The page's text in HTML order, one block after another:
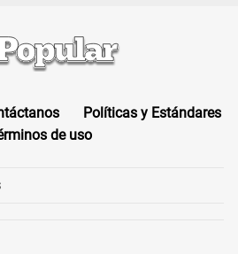
Políticas y Estándares
de uso